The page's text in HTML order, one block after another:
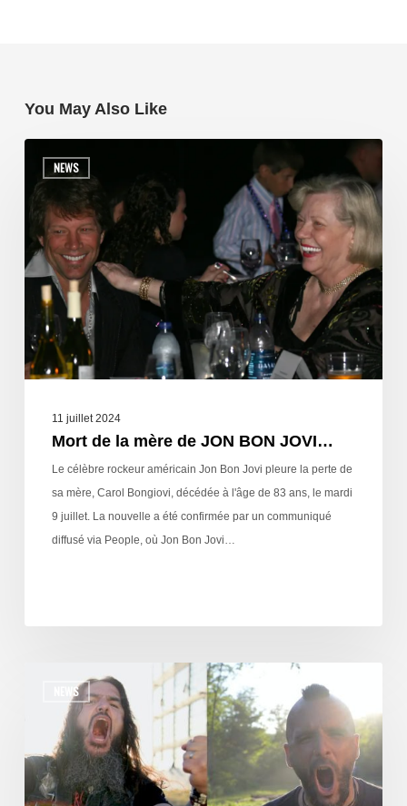
You May Also Like
NEWS
11 juillet 2024
Mort de la mère de JON BON JOVI…
Le célèbre rockeur américain Jon Bon Jovi pleure la perte de
sa mère, Carol Bongiovi, décédée à l'âge de 83 ans, le mardi
9 juillet. La nouvelle a été confirmée par un communiqué
diffusé via People, où Jon Bon Jovi…
NEWS